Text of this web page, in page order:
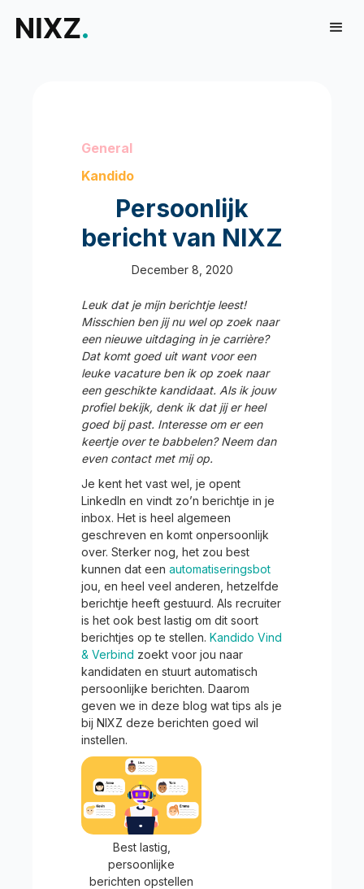
General
Kandido
Persoonlijk
bericht van NIXZ
December 8, 2020
Leuk dat je mijn berichtje leest!
Misschien ben jij nu wel op zoek naar
een nieuwe uitdaging in je carrière?
Dat komt goed uit want voor een
leuke vacature ben ik op zoek naar
een geschikte kandidaat. Als ik jouw
profiel bekijk, denk ik dat jij er heel
goed bij past. Interesse om er een
keertje over te babbelen? Neem dan
even contact met mij op.
Je kent het vast wel, je opent
LinkedIn en vindt zo’n berichtje in je
inbox. Het is heel algemeen
geschreven en komt onpersoonlijk
over. Sterker nog, het zou best
kunnen dat een automatiseringsbot
jou, en heel veel anderen, hetzelfde
berichtje heeft gestuurd. Als recruiter
is het ook best lastig om dit soort
berichtjes op te stellen. Kandido Vind
& Verbind zoekt voor jou naar
kandidaten en stuurt automatisch
persoonlijke berichten. Daarom
geven we in deze blog wat tips als je
bij NIXZ deze berichten goed wil
instellen.
Best lastig,
persoonlijke
berichten opstellen